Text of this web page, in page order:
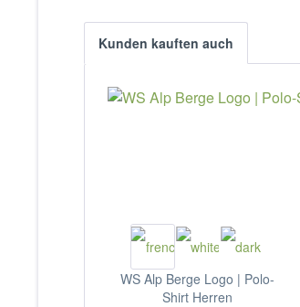
Kunden kauften auch
WS Alp Berge Logo | Polo-
Shirt Herren